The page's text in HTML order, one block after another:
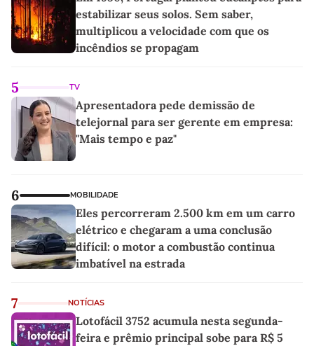
estabilizar seus solos. Sem saber,
multiplicou a velocidade com que os
incêndios se propagam
5 TV
Apresentadora pede demissão de
telejornal para ser gerente em empresa:
"Mais tempo e paz"
6 MOBILIDADE
Eles percorreram 2.500 km em um carro
elétrico e chegaram a uma conclusão
difícil: o motor a combustão continua
imbatível na estrada
7 NOTÍCIAS
Lotofácil 3752 acumula nesta segunda-
feira e prêmio principal sobe para R$ 5